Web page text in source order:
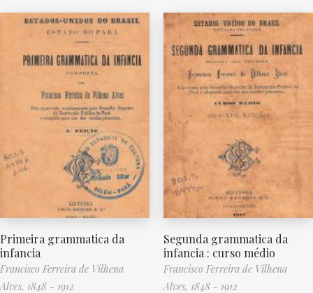
Primeira grammatica da
infancia
Francisco Ferreira de Vilhena
Alves, 1848 - 1912
Segunda grammatica da
infancia : curso médio
Francisco Ferreira de Vilhena
Alves, 1848 - 1912